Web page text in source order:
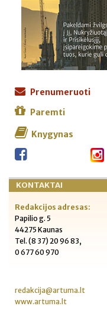
Prenumeruoti
Paremti
Knygynas
KONTAKTAI
Redakcijos adresas:
Papilio g. 5
44275 Kaunas
Tel. (8 37) 20 96 83,
0 677 60 970
redakcija@artuma.lt
www.artuma.lt